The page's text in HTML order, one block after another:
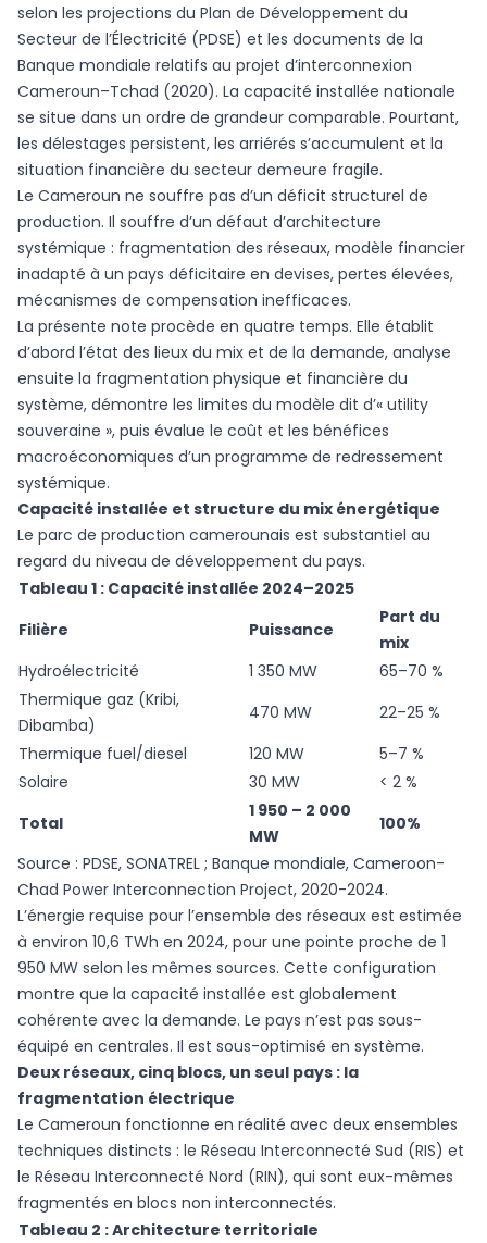
selon les projections du Plan de Développement du
Secteur de l’Électricité (PDSE) et les documents de la
Banque mondiale relatifs au projet d’interconnexion
Cameroun–Tchad (2020). La capacité installée nationale
se situe dans un ordre de grandeur comparable. Pourtant,
les délestages persistent, les arriérés s’accumulent et la
situation financière du secteur demeure fragile.
Le Cameroun ne souffre pas d’un déficit structurel de
production. Il souffre d’un défaut d’architecture
systémique : fragmentation des réseaux, modèle financier
inadapté à un pays déficitaire en devises, pertes élevées,
mécanismes de compensation inefficaces.
La présente note procède en quatre temps. Elle établit
d’abord l’état des lieux du mix et de la demande, analyse
ensuite la fragmentation physique et financière du
système, démontre les limites du modèle dit d’« utility
souveraine », puis évalue le coût et les bénéfices
macroéconomiques d’un programme de redressement
systémique.
Capacité installée et structure du mix énergétique
Le parc de production camerounais est substantiel au
regard du niveau de développement du pays.
Tableau 1 : Capacité installée 2024–2025
Filière
Puissance
Part du
mix
Hydroélectricité
1 350 MW
65–70 %
Thermique gaz (Kribi,
Dibamba)
470 MW
22–25 %
Thermique fuel/diesel
120 MW
5–7 %
Solaire
30 MW
< 2 %
Total
1 950 – 2 000
MW
100%
Source : PDSE, SONATREL ; Banque mondiale, Cameroon-
Chad Power Interconnection Project, 2020-2024.
L’énergie requise pour l’ensemble des réseaux est estimée
à environ 10,6 TWh en 2024, pour une pointe proche de 1
950 MW selon les mêmes sources. Cette configuration
montre que la capacité installée est globalement
cohérente avec la demande. Le pays n’est pas sous-
équipé en centrales. Il est sous-optimisé en système.
Deux réseaux, cinq blocs, un seul pays : la
fragmentation électrique
Le Cameroun fonctionne en réalité avec deux ensembles
techniques distincts : le Réseau Interconnecté Sud (RIS) et
le Réseau Interconnecté Nord (RIN), qui sont eux-mêmes
fragmentés en blocs non interconnectés.
Tableau 2 : Architecture territoriale